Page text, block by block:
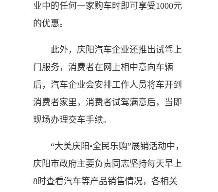
业中的任何一家购车时即可享受1000元
的优惠。
此外，庆阳汽车企业还推出试驾上
门服务，消费者在网上相中意向车辆
后，汽车企业会安排工作人员将车开到
消费者家里，消费者试驾满意后，当即
现场办理交车手续。
“大美庆阳•全民乐购”展销活动中，
庆阳市政府主要负责同志坚持每天早上
8时查看汽车等产品销售情况，各相关